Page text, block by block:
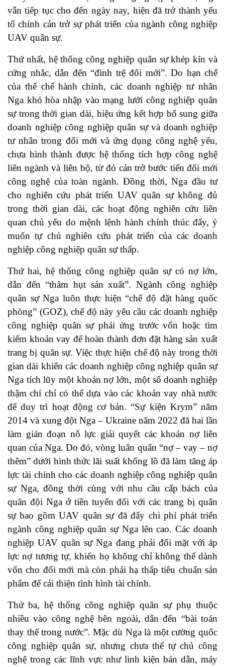
vẫn tiếp tục cho đến ngày nay, hiện đã trở thành yếu
tố chính cản trở sự phát triển của ngành công nghiệp
UAV quân sự.
Thứ nhất, hệ thống công nghiệp quân sự khép kín và
cứng nhắc, dẫn đến “đình trệ đổi mới”. Do hạn chế
của thể chế hành chính, các doanh nghiệp tư nhân
Nga khó hòa nhập vào mạng lưới công nghiệp quân
sự trong thời gian dài, hiệu ứng kết hợp bổ sung giữa
doanh nghiệp công nghiệp quân sự và doanh nghiệp
tư nhân trong đổi mới và ứng dụng công nghệ yếu,
chưa hình thành được hệ thống tích hợp công nghệ
liên ngành và liên bộ, từ đó cản trở bước tiến đổi mới
công nghệ của toàn ngành. Đồng thời, Nga đầu tư
cho nghiên cứu phát triển UAV quân sự không đủ
trong thời gian dài, các hoạt động nghiên cứu liên
quan chủ yếu do mệnh lệnh hành chính thúc đẩy, ý
muốn tự chủ nghiên cứu phát triển của các doanh
nghiệp công nghiệp quân sự thấp.
Thứ hai, hệ thống công nghiệp quân sự có nợ lớn,
dẫn đến “thâm hụt sản xuất”. Ngành công nghiệp
quân sự Nga luôn thực hiện “chế độ đặt hàng quốc
phòng” (GOZ), chế độ này yêu cầu các doanh nghiệp
công nghiệp quân sự phải ứng trước vốn hoặc tìm
kiếm khoản vay để hoàn thành đơn đặt hàng sản xuất
trang bị quân sự. Việc thực hiện chế độ này trong thời
gian dài khiến các doanh nghiệp công nghiệp quân sự
Nga tích lũy một khoản nợ lớn, một số doanh nghiệp
thậm chí chỉ có thể dựa vào các khoản vay nhà nước
để duy trì hoạt động cơ bản. “Sự kiện Krym” năm
2014 và xung đột Nga – Ukraine năm 2022 đã hai lần
làm gián đoạn nỗ lực giải quyết các khoản nợ liên
quan của Nga. Do đó, vòng luẩn quẩn “nợ – vay – nợ
thêm” dưới hình thức lãi suất khổng lồ đã làm tăng áp
lực tài chính cho các doanh nghiệp công nghiệp quân
sự Nga, đồng thời cùng với nhu cầu cấp bách của
quân đội Nga ở tiền tuyến đối với các trang bị quân
sự bao gồm UAV quân sự đã đẩy chi phí phát triển
ngành công nghiệp quân sự Nga lên cao. Các doanh
nghiệp UAV quân sự Nga đang phải đối mặt với áp
lực nợ tương tự, khiến họ không chỉ không thể dành
vốn cho đổi mới mà còn phải hạ thấp tiêu chuẩn sản
phẩm để cải thiện tình hình tài chính.
Thứ ba, hệ thống công nghiệp quân sự phụ thuộc
nhiều vào công nghệ bên ngoài, dẫn đến “bài toán
thay thế trong nước”. Mặc dù Nga là một cường quốc
công nghiệp quân sự, nhưng chưa thể tự chủ công
nghệ trong các lĩnh vực như linh kiện bán dẫn, máy